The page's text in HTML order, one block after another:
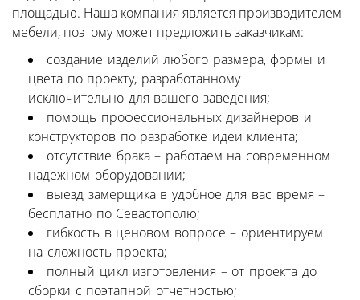
площадью. Наша компания является производителем
мебели, поэтому может предложить заказчикам:
создание изделий любого размера, формы и
цвета по проекту, разработанному
исключительно для вашего заведения;
помощь профессиональных дизайнеров и
конструкторов по разработке идеи клиента;
отсутствие брака – работаем на современном
надежном оборудовании;
выезд замерщика в удобное для вас время –
бесплатно по Севастополю;
гибкость в ценовом вопросе – ориентируем
на сложность проекта;
полный цикл изготовления – от проекта до
сборки с поэтапной отчетностью;